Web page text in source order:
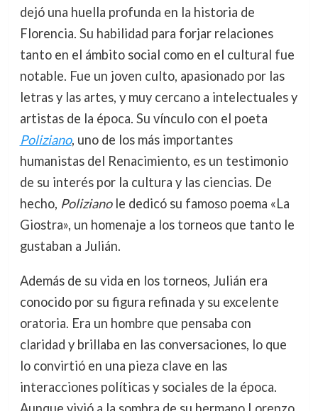
dejó una huella profunda en la historia de
Florencia. Su habilidad para forjar relaciones
tanto en el ámbito social como en el cultural fue
notable. Fue un joven culto, apasionado por las
letras y las artes, y muy cercano a intelectuales y
artistas de la época. Su vínculo con el poeta
Poliziano, uno de los más importantes
humanistas del Renacimiento, es un testimonio
de su interés por la cultura y las ciencias. De
hecho, Polizianole dedicó su famoso poema «La
Giostra», un homenaje a los torneos que tanto le
gustaban a Julián.
Además de su vida en los torneos, Julián era
conocido por su figura refinada y su excelente
oratoria. Era un hombre que pensaba con
claridad y brillaba en las conversaciones, lo que
lo convirtió en una pieza clave en las
interacciones políticas y sociales de la época.